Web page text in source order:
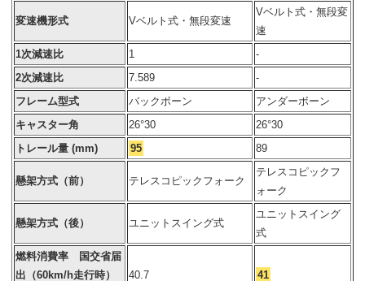
変速機形式 Vベルト式・無段変速
Vベルト式・無段変
速
1次減速比
1
-
2次減速比
7.589
-
フレーム型式
バックボーン
アンダーボーン
キャスター角
26°30
26°30
トレール量 (mm)
95 89
懸架方式（前） テレスコピックフォーク
テレスコピックフ
ォーク
懸架方式（後） ユニットスイング式
ユニットスイング
式
燃料消費率 国交省届
出（60km/h走行時）
40.7 41